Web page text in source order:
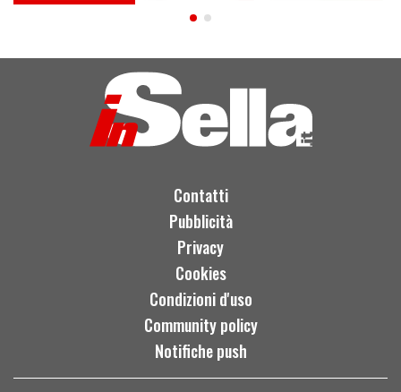
Contatti
Pubblicità
Privacy
Cookies
Condizioni d'uso
Community policy
Notifiche push